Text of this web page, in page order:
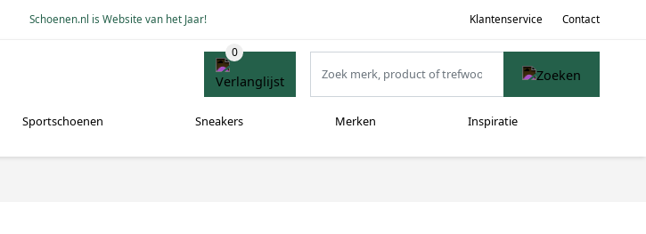
Schoenen.nl is Website van het Jaar! Klantenservice Contact
Sportschoenen Sneakers Merken Inspiratie